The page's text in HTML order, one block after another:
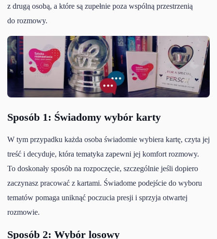
z drugą osobą, a które są zupełnie poza wspólną przestrzenią
do rozmowy.
Sposób 1: Świadomy wybór karty
W tym przypadku każda osoba świadomie wybiera kartę, czyta jej
treść i decyduje, która tematyka zapewni jej komfort rozmowy.
To doskonały sposób na rozpoczęcie, szczególnie jeśli dopiero
zaczynasz pracować z kartami. Świadome podejście do wyboru
tematów pomaga uniknąć poczucia presji i sprzyja otwartej
rozmowie.
Sposób 2: Wybór losowy